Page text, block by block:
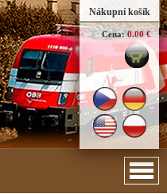
Nákupní košík
Cena: 0.00 €